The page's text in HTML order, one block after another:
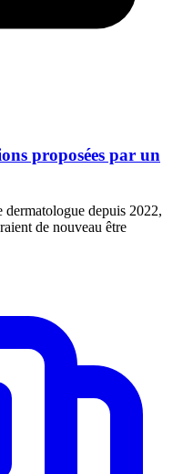
proposées par un
depuis 2022,
de nouveau être